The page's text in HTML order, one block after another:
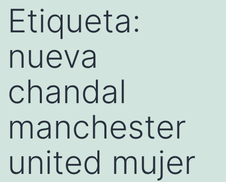
Etiqueta:
nueva
chandal
manchester
united mujer